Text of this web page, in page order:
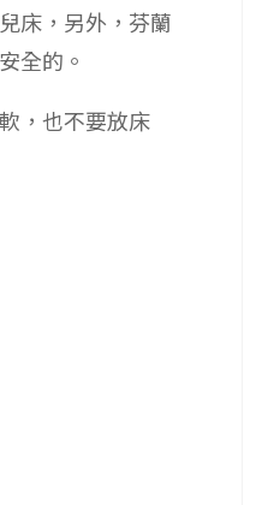
床，另外，芬蘭
全的。
，也不要放床